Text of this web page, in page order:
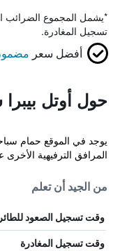
*يشمل المجموع الضرائب
تسجيل المغادرة.
أفضل سعر
حول أوتل
يوجد في الموقع حمام
المرافق الترفيهية الأخرى
من الجيد أن تعلم
وقت تسجيل الصعود
وقت تسجيل المغادرة